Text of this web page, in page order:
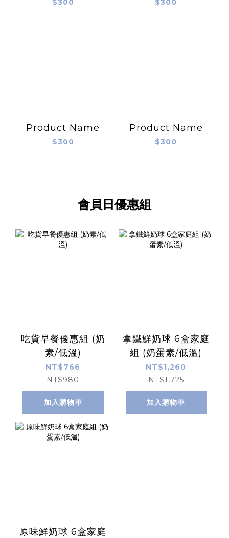
$300 $300
Product Name
$300
Product Name
$300
會員日優惠組
吃貨早餐優惠組 (奶
素/低溫)
NT$766
NT$980
加入購物車
拿鐵鮮奶球 6盒家庭
組 (奶蛋素/低溫)
NT$1,260
NT$1,725
加入購物車
原味鮮奶球 6盒家庭